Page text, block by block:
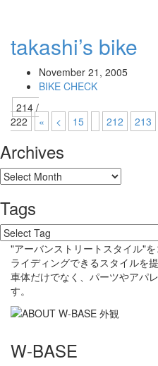
takashi’s bike
November 21, 2005
BIKE CHECK
214 /
222
« < 15 212 213
Archives
Tags
"アーバンストリートスタイル"
ライディングできるスタイルを
車体だけでなく、パーツやアパ
す。
W-BASE